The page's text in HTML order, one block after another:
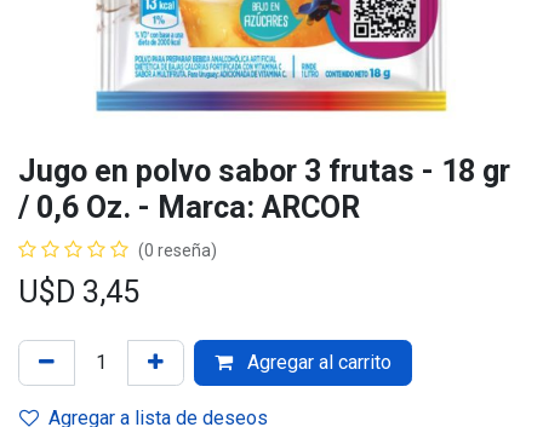
Jugo en polvo sabor 3 frutas - 18 gr
/ 0,6 Oz. - Marca: ARCOR
(0 reseña)
U$D 3,45
Agregar al carrito
Agregar a lista de deseos